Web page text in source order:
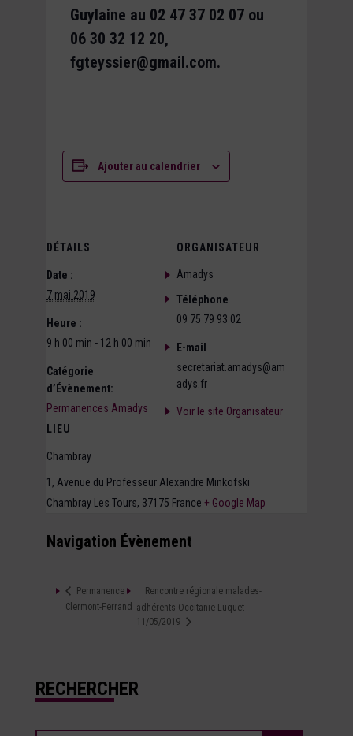
Guylaine au 02 47 37 02 07 ou
06 30 32 12 20,
fgteyssier@gmail.com.
Ajouter au calendrier
DÉTAILS
Date :
7 mai 2019
Heure :
9 h 00 min - 12 h 00 min
Catégorie
d’Évènement:
Permanences Amadys
LIEU
Chambray
1, Avenue du Professeur Alexandre Minkofski
Chambray Les Tours, 37175 France + Google Map
ORGANISATEUR
Amadys
Téléphone
09 75 79 93 02
E-mail
secretariat.amadys@am
adys.fr
Voir le site Organisateur
Navigation Évènement
Permanence
Clermont-Ferrand
Rencontre régionale malades-
adhérents Occitanie Luquet
11/05/2019
RECHERCHER